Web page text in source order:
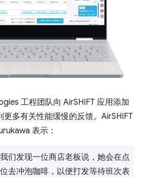
工程团队向 AirSHIFT 应用添加
更多有关性能缓慢的反馈。AirSHIFT
表示：
们发现一位商店老板说，她会在点
去冲泡咖啡，以便打发等待班次表